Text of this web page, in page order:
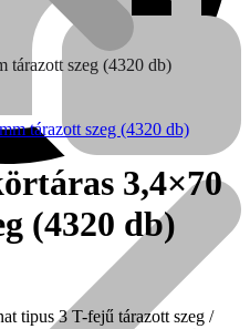
tárazott szeg (4320 db)
3,4×70
(4320 db)
tipus 3 T-fejű tárazott szeg /